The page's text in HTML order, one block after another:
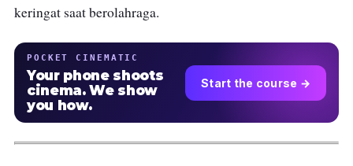
keringat saat berolahraga.
POCKET CINEMATIC
Your phone shoots
cinema. We show
you how.
Start the course →